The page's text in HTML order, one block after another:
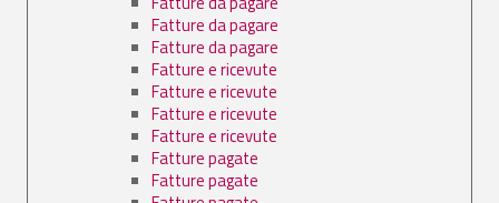
Fatture da pagare
Fatture da pagare
Fatture e ricevute
Fatture e ricevute
Fatture e ricevute
Fatture e ricevute
Fatture pagate
Fatture pagate